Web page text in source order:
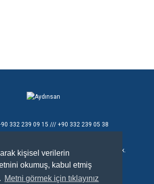
kişisel verilerin
okumuş, kabul etmiş
Metni görmek için tıklayınız
332 239 09 15 /// +90 332 239 05 38
Sanayi Bölgesi T.Ziyaeddin Cad. 8 No'lu Sok.
Selçuklu / Konya / TÜRKİYE